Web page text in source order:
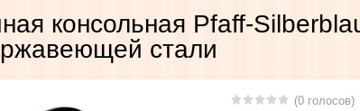
консольная Pfaff-
стали
(0 голосов)